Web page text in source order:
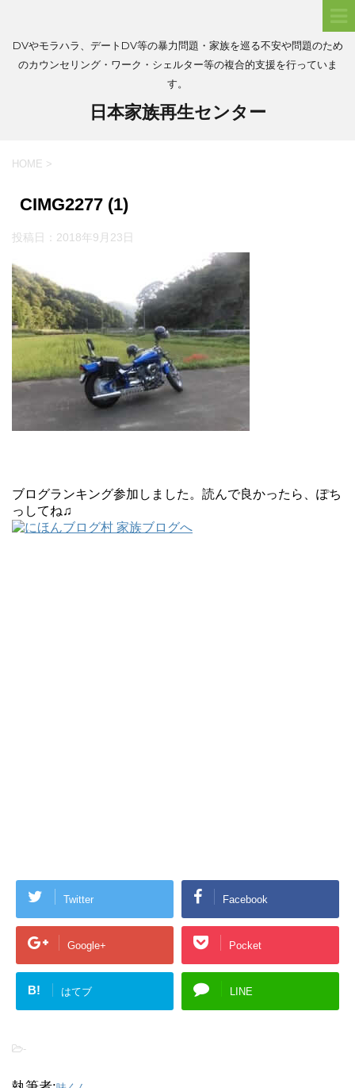
DVやモラハラ、デートDV等の暴力問題・家族を巡る不安や問題のため
のカウンセリング・ワーク・シェルター等の複合的支援を行っていま
す。
日本家族再生センター
HOME >
CIMG2277 (1)
投稿日： 2018年9月23日
ブログランキング参加しました。読んで良かったら、ぽち
っしてね♫
Twitter Facebook
Google+ Pocket
B! はてブ LINE
-